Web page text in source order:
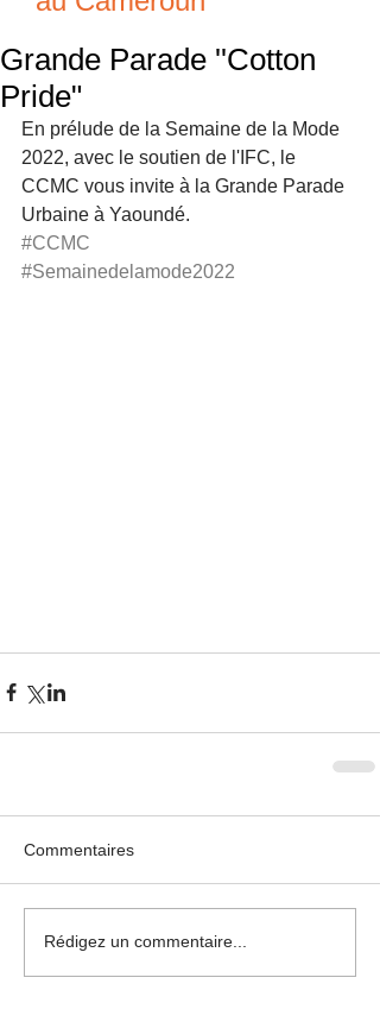
Grande Parade ''Cotton
Pride"
En prélude de la Semaine de la Mode
2022, avec le soutien de l'IFC, le
CCMC vous invite à la Grande Parade
Urbaine à Yaoundé.
#CCMC
#Semainedelamode2022
Commentaires
Rédigez un commentaire...